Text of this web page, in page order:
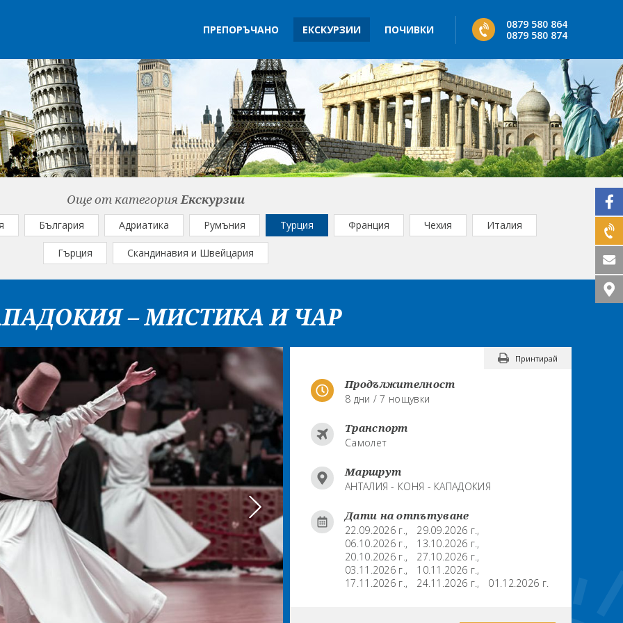
ПРЕПОРЪЧАНО ЕКСКУРЗИИ ПОЧИВКИ
0879 580 864
0879 580 874
Още от категорияЕкскурзии
България Адриатика Румъния Турция Франция Чехия Италия
Гърция Скандинавия и Швейцария
– МИСТИКА И ЧАР
Принтирай
Продължителност
8 дни / 7 нощувки
Транспорт
Самолет
Маршрут
АНТАЛИЯ - КОНЯ - КАПАДОКИЯ
Дати на отпътуване
22.09.2026 г., 29.09.2026 г.,
06.10.2026 г., 13.10.2026 г.,
20.10.2026 г., 27.10.2026 г.,
03.11.2026 г., 10.11.2026 г.,
17.11.2026 г., 24.11.2026 г., 01.12.2026 г.